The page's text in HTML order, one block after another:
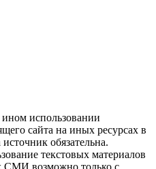
использовании
сайта на иных ресурсах в
обязательна.
текстовых материалов
СМИ возможно только с